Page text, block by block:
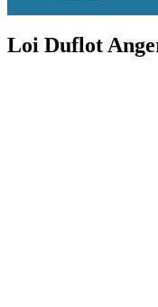
Loi Duflot